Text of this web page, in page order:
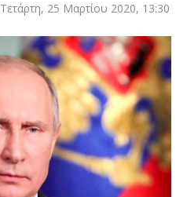
Τετάρτη, 25 Μαρτίου 2020, 13:30